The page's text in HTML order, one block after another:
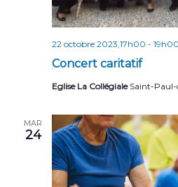
Concert caritatif
22 octobre 2023,17h00 - 19h00
Eglise La Collégiale Saint-Paul-
MAR
24